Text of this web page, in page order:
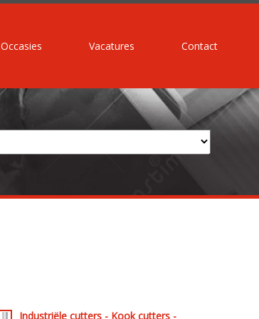
Occasies Vacatures Contact
Industriële cutters - Kook cutters -